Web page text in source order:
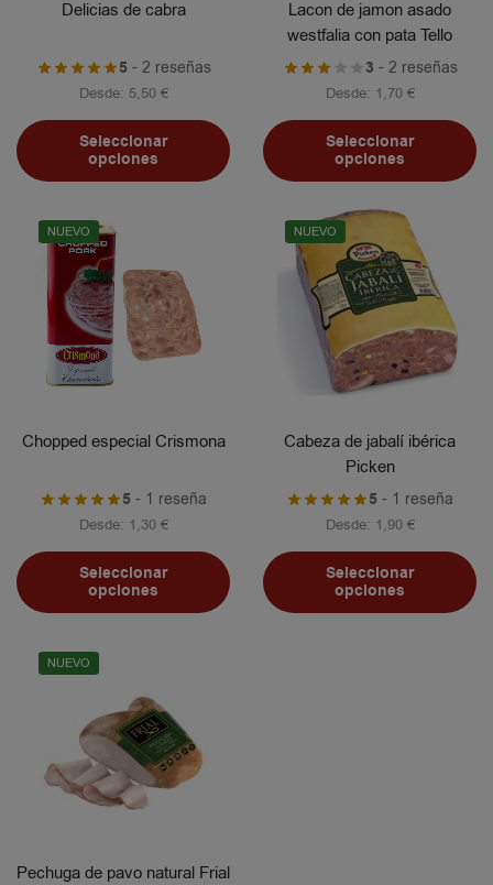
Delicias de cabra
5- 2 reseñas
Desde: 5,50 €
Seleccionar
opciones
Lacon de jamon asado
westfalia con pata Tello
3 - 2 reseñas
Desde: 1,70 €
Seleccionar
opciones
NUEVO
Chopped especial Crismona
5 - 1 reseña
Desde: 1,30 €
Seleccionar
opciones
NUEVO
Cabeza de jabalí ibérica
Picken
5 - 1 reseña
Desde: 1,90 €
Seleccionar
opciones
NUEVO
Pechuga de pavo natural Frial